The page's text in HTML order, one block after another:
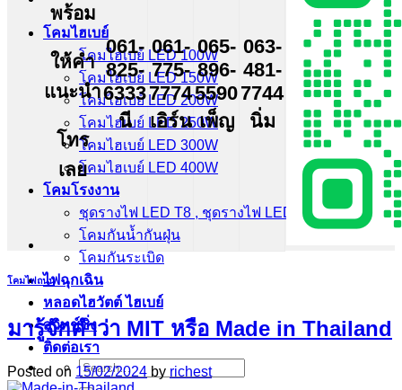
โคมไฮเบย์
โคมไฮเบย์ LED 100W
โคมไฮเบย์ LED 150W
โคมไฮเบย์ LED 200W
โคมไฮเบย์ LED 250W
โคมไฮเบย์ LED 300W
โคมไฮเบย์ LED 400W
โคมโรงงาน
ชุดรางไฟ LED T8 , ชุดรางไฟ LED T5
โคมกันน้ำกันฝุ่น
โคมกันระเบิด
ไฟฉุกเฉิน
หลอดไฮวัตต์ ไฮเบย์
สวิทช์ชิ่ง
ติดต่อเรา
Search
for:
พร้อม
ให้คำ
แนะนำ
โทร
เลย
061-
825-
6333
นี
061-
775-
7774
เอิร์น
065-
896-
5590
เพ็ญ
063-
481-
7744
นิ่ม
โคมไฟถนน
มารู้จักคำว่า MIT หรือ Made in Thailand
Posted on 15/02/2024 by richest